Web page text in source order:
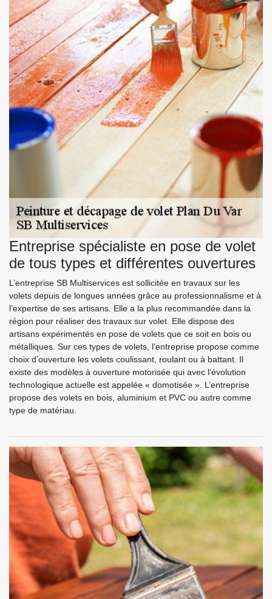
Entreprise spécialiste en pose de volet
de tous types et différentes ouvertures
L’entreprise SB Multiservices est sollicitée en travaux sur les
volets depuis de longues années grâce au professionnalisme et à
l’expertise de ses artisans. Elle a la plus recommandée dans la
région pour réaliser des travaux sur volet. Elle dispose des
artisans expérimentés en pose de volets que ce soit en bois ou
métalliques. Sur ces types de volets, l’entreprise propose comme
choix d’ouverture les volets coulissant, roulant ou à battant. Il
existe des modèles à ouverture motorisée qui avec l’évolution
technologique actuelle est appelée « domotisée ». L’entreprise
propose des volets en bois, aluminium et PVC ou autre comme
type de matériau.